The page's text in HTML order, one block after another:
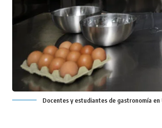
Docentes y estudiantes de gastronomía